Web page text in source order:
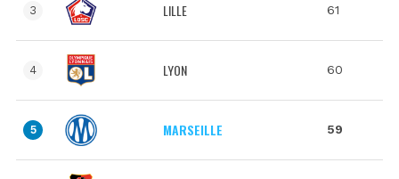
3 LILLE 61
4 LYON 60
5 MARSEILLE 59